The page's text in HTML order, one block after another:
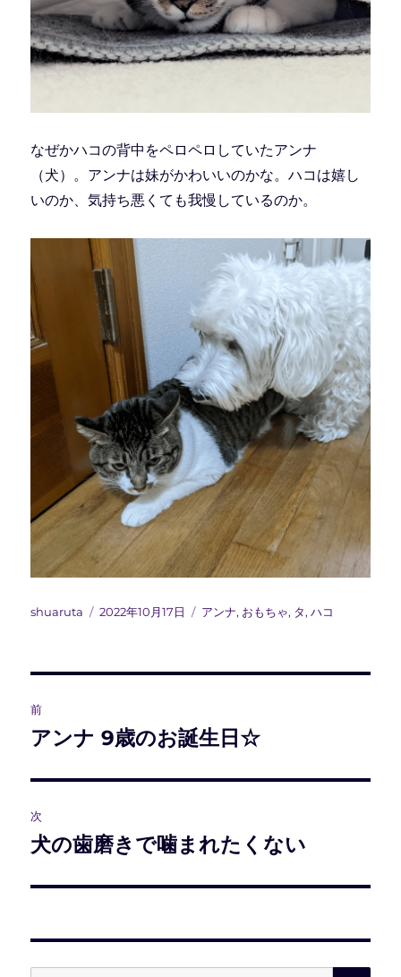
なぜかハコの背中をペロペロしていたアンナ
（犬）。アンナは妹がかわいいのかな。ハコは嬉し
いのか、気持ち悪くても我慢しているのか。
投
shuaruta
投
2022年10月17日
カ
アンナ, おもちゃ, タ,ハコ
稿
ビ
ゲ
ー
ョ
前
前
投
稿:
アンナ 9歳のお誕生日☆
次
次
投
犬の歯磨きで噛まれたくない